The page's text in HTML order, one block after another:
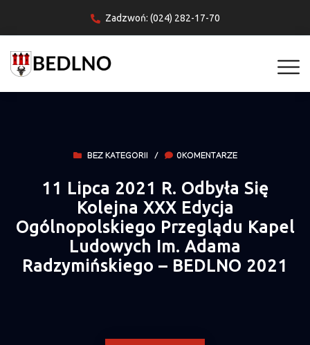
Zadzwoń: (024) 282-17-70
BEZ KATEGORII / 0KOMENTARZE
11 Lipca 2021 R. Odbyła Się
Kolejna XXX Edycja
Ogólnopolskiego Przeglądu Kapel
Ludowych Im. Adama
Radzymińskiego – BEDLNO 2021